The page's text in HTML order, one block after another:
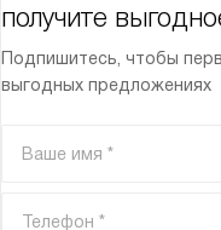
получите
Подпишитесь, чтобы
выгодных предложениях